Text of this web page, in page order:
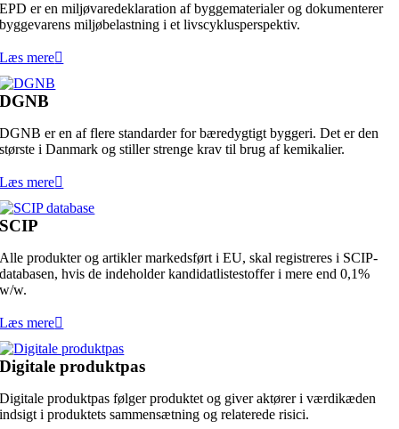
EPD er en miljøvaredeklaration af byggematerialer og dokumenterer
byggevarens miljøbelastning i et livscyklusperspektiv.
Læs mere
DGNB
DGNB er en af flere standarder for bæredygtigt byggeri. Det er den
største i Danmark og stiller strenge krav til brug af kemikalier.
Læs mere
SCIP
Alle produkter og artikler markedsført i EU, skal registreres i SCIP-
databasen, hvis de indeholder kandidatlistestoffer i mere end 0,1%
w/w.
Læs mere
Digitale produktpas
Digitale produktpas følger produktet og giver aktører i værdikæden
indsigt i produktets sammensætning og relaterede risici.